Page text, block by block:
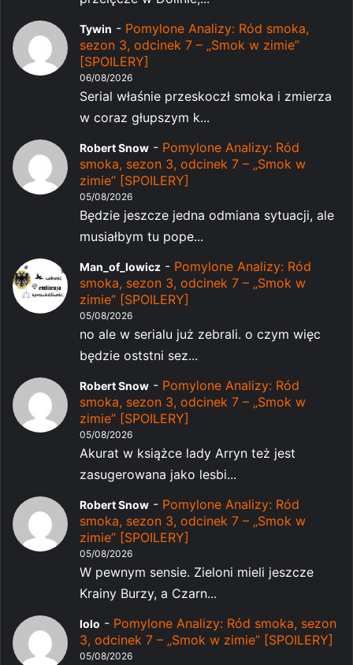
Tywin - Pomylone Analizy: Ród smoka,
sezon 3, odcinek 7 – „Smok w zimie”
[SPOILERY]
06/08/2026
Serial właśnie przeskoczł smoka i zmierza
w coraz głupszym k...
Robert Snow - Pomylone Analizy: Ród
smoka, sezon 3, odcinek 7 – „Smok w
zimie” [SPOILERY]
05/08/2026
Będzie jeszcze jedna odmiana sytuacji, ale
musiałbym tu pope...
Man_of_lowicz - Pomylone Analizy: Ród
smoka, sezon 3, odcinek 7 – „Smok w
zimie” [SPOILERY]
05/08/2026
no ale w serialu już zebrali. o czym więc
będzie oststni sez...
Robert Snow - Pomylone Analizy: Ród
smoka, sezon 3, odcinek 7 – „Smok w
zimie” [SPOILERY]
05/08/2026
Akurat w książce lady Arryn też jest
zasugerowana jako lesbi...
Robert Snow - Pomylone Analizy: Ród
smoka, sezon 3, odcinek 7 – „Smok w
zimie” [SPOILERY]
05/08/2026
W pewnym sensie. Zieloni mieli jeszcze
Krainy Burzy, a Czarn...
lolo - Pomylone Analizy: Ród smoka, sezon
3, odcinek 7 – „Smok w zimie” [SPOILERY]
05/08/2026